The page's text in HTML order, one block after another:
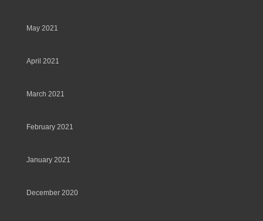
May 2021
April 2021
March 2021
February 2021
January 2021
December 2020